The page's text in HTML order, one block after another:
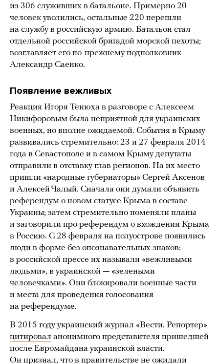
из 306 служивших в батальоне. Примерно 20
человек уволились, остальные 220 перешли
на службу в российскую армию. Батальон стал
отдельной российской бригадой морской пехоты;
возглавляет его по-прежнему подполковник
Александр Саенко.
Появление вежливых
Реакция Игоря Тенюха в разговоре с Алексеем
Никифоровым была неприятной для украинских
военных, но вполне ожидаемой. События в Крыму
развивались стремительно: 23 и 27 февраля 2014
года в Севастополе и в самом Крыму депутаты
отправили в отставку глав регионов. На их место
пришли «народные губернаторы» Сергей Аксенов
и Алексей Чалый. Сначала они думали объявить
референдум о новом статусе Крыма в составе
Украины; затем стремительно поменяли планы
и заговорили про референдум о вхождении Крыма
в Россию. С 28 февраля на полуострове появились
люди в форме без опознавательных знаков:
в российской прессе их называли «вежливыми
людьми», в украинской — «зелеными
человечками». Они блокировали военные части
и места для проведения голосования
на референдуме.
В 2015 году украинский журнал «Вести. Репортер»
цитировал анонимного представителя пришедшей
после Евромайдана украинской власти.
Он признал, что в правительстве не ожидали